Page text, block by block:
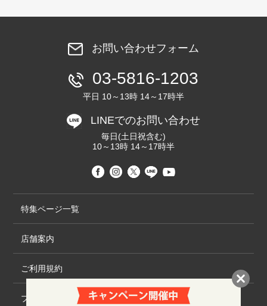
お問い合わせフォーム
03-5816-1203
平日 10～13時 14～17時半
LINEでのお問い合わせ
毎日(土日祝含む)
10～13時 14～17時半
特集ページ一覧
店舗案内
ご利用規約
プライバシーポリシー